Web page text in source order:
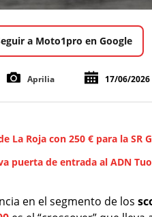
a Moto1pro en Google
Aprilia 17/06/2026
La Roja con 250 € para la SR
puerta de entrada al ADN
en el segmento de los